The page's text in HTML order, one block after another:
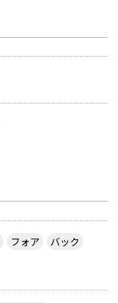
フォア
バック